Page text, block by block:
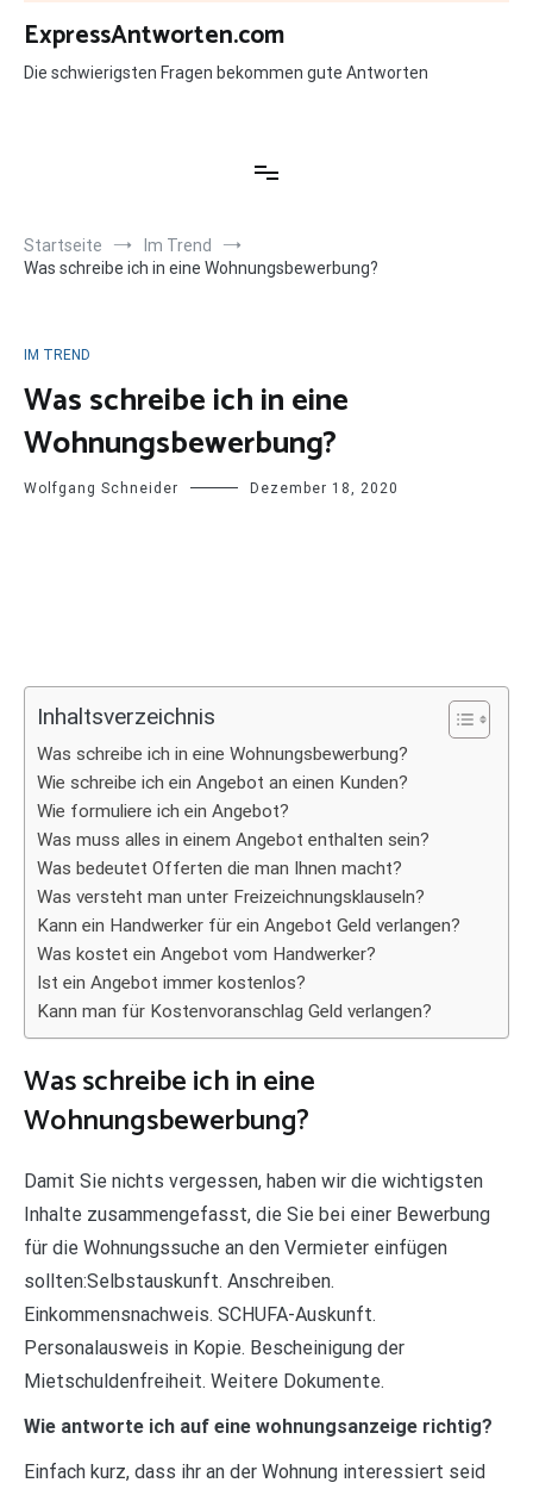
Zum
Inhalt
springen
ExpressAntworten.com
Die schwierigsten Fragen bekommen gute Antworten
Startseite
Im Trend
Was schreibe ich in eine Wohnungsbewerbung?
IM TREND
Was schreibe ich in eine
Wohnungsbewerbung?
Wolfgang Schneider Dezember 18, 2020
Inhaltsverzeichnis
Was schreibe ich in eine Wohnungsbewerbung?
Wie schreibe ich ein Angebot an einen Kunden?
Wie formuliere ich ein Angebot?
Was muss alles in einem Angebot enthalten sein?
Was bedeutet Offerten die man Ihnen macht?
Was versteht man unter Freizeichnungsklauseln?
Kann ein Handwerker für ein Angebot Geld verlangen?
Was kostet ein Angebot vom Handwerker?
Ist ein Angebot immer kostenlos?
Kann man für Kostenvoranschlag Geld verlangen?
Was schreibe ich in eine
Wohnungsbewerbung?
Damit Sie nichts vergessen, haben wir die wichtigsten
Inhalte zusammengefasst, die Sie bei einer Bewerbung
für die Wohnungssuche an den Vermieter einfügen
sollten:Selbstauskunft. Anschreiben.
Einkommensnachweis. SCHUFA-Auskunft.
Personalausweis in Kopie. Bescheinigung der
Mietschuldenfreiheit. Weitere Dokumente.
Wie antworte ich auf eine wohnungsanzeige richtig?
Einfach kurz, dass ihr an der Wohnung interessiert seid